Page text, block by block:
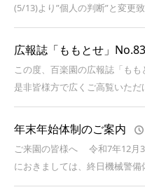
(5/13)より”個人の判断”と変更
広報誌「ももとせ」
この度、百楽園の広報誌「もも
是非皆様方で広くご高覧いた
年末年始体制のご案内
ご来園の皆様へ 令和7年12月
におきましては、終日機械警